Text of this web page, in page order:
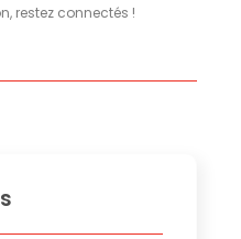
restez connectés !